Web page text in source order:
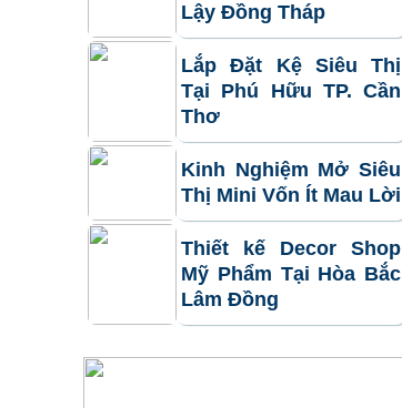
Lậy Đồng Tháp
Lắp Đặt Kệ Siêu Thị
Tại Phú Hữu TP. Cần
Thơ
Kinh Nghiệm Mở Siêu
Thị Mini Vốn Ít Mau Lời
Thiết kế Decor Shop
Mỹ Phẩm Tại Hòa Bắc
Lâm Đồng